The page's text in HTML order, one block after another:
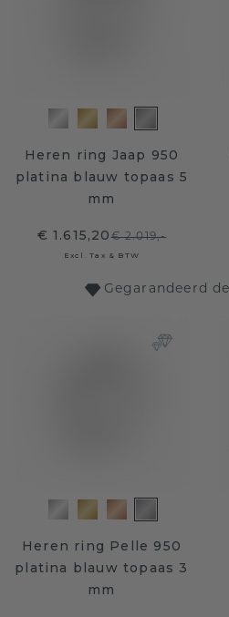
Heren ring Jaap 950
platina blauw topaas 5
mm
€ 1.615,20€ 2.019,-
Excl. Tax & BTW
Gegarandeerd
Heren ring Pelle 950
platina blauw topaas 3
mm